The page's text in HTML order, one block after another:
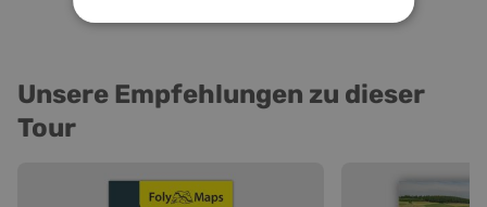
Unsere Empfehlungen zu dieser
Tour